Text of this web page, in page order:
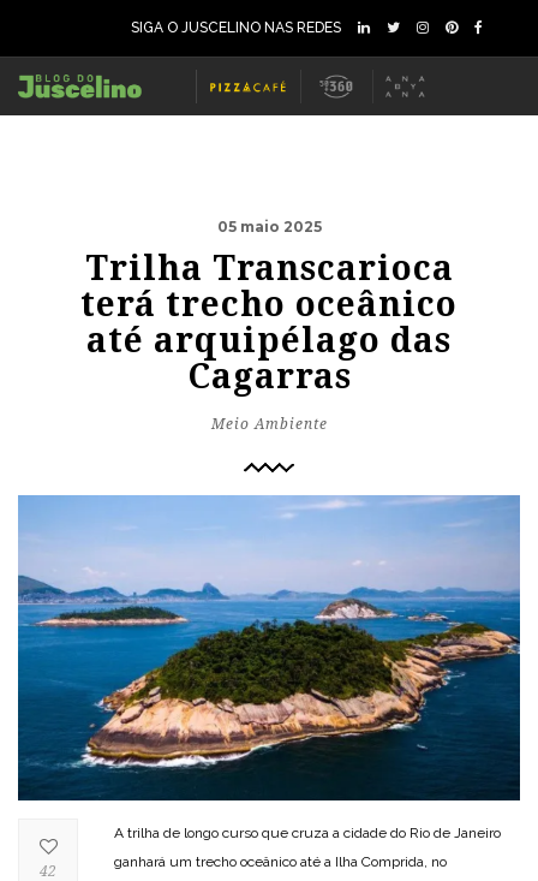
SIGA O JUSCELINO NAS REDES
05 maio 2025
Trilha Transcarioca
terá trecho oceânico
até arquipélago das
Cagarras
Meio Ambiente
A trilha de longo curso que cruza a cidade do Rio de Janeiro
ganhará um trecho oceânico até a Ilha Comprida, no
42